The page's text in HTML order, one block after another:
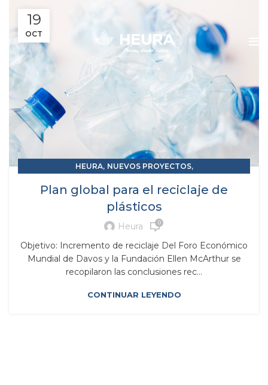
19
OCT
HEURA, NUEVOS PROYECTOS,
Plan global para el reciclaje de
plásticos
Heura 0
Objetivo: Incremento de reciclaje Del Foro Económico
Mundial de Davos y la Fundación Ellen McArthur se
recopilaron las conclusiones rec...
CONTINUAR LEYENDO